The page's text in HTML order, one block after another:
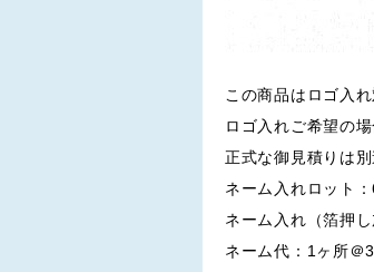
この商品はロゴ入
ロゴ入れご希望の
正式な御見積りは
ネーム入れロット
ネーム入れ（箔押
ネーム代：1ヶ所＠